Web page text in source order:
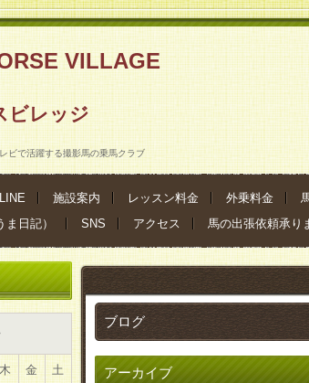
VILLAGE
ビレッジ
ビで活躍する撮影馬の乗馬クラブ
施設案内 レッスン料金 外乗料金
日記）
SNS アクセス 馬の出張依頼承り
ブログ
アーカイブ
木 金 土